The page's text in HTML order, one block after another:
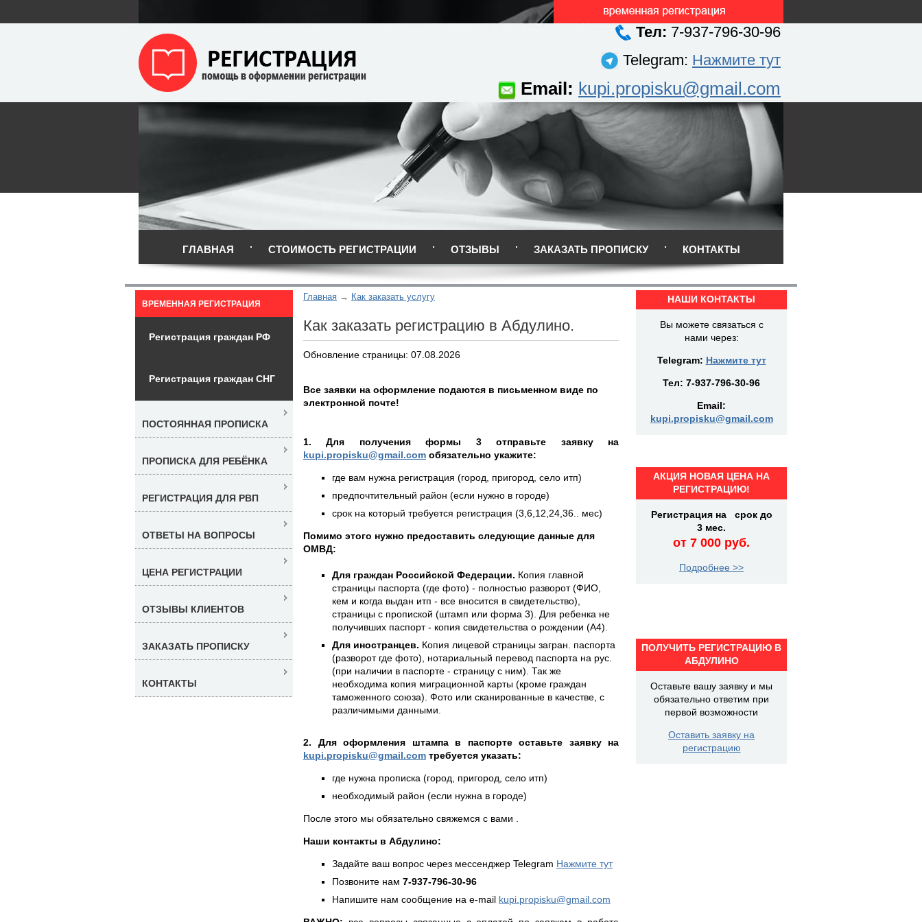
Тел: 7-937-796-30-96
Telegram: Нажмите тут
Email: kupi.propisku@gmail.com
ГЛАВНАЯ СТОИМОСТЬ РЕГИСТРАЦИИ ОТЗЫВЫ ЗАКАЗАТЬ ПРОПИСКУ КОНТАКТЫ
Главная Как заказать услугу
Как заказать регистрацию в Абдулино.
Обновление страницы: 07.08.2026
Все заявки на оформление подаются в письменном виде по
электронной почте!
1. Для получения формы 3 отправьте заявку на
kupi.propisku@gmail.com обязательно укажите:
где вам нужна регистрация (город, пригород, село итп)
предпочтительный район (если нужно в городе)
срок на который требуется регистрация (3,6,12,24,36.. мес)
Помимо этого нужно предоставить следующие данные для
ОМВД:
Для граждан Российской Федерации. Копия главной
страницы паспорта (где фото) - полностью разворот (ФИО,
кем и когда выдан итп - все вносится в свидетельство),
страницы с пропиской (штамп или форма 3). Для ребенка не
получивших паспорт - копия свидетельства о рождении (А4).
Для иностранцев. Копия лицевой страницы загран. паспорта
(разворот где фото), нотариальный перевод паспорта на рус.
(при наличии в паспорте - страницу с ним). Так же
необходима копия миграционной карты (кроме граждан
таможенного союза). Фото или сканированные в качестве, с
различимыми данными.
2. Для оформления штампа в паспорте оставьте заявку на
kupi.propisku@gmail.com требуется указать:
где нужна прописка (город, пригород, село итп)
необходимый район (если нужна в городе)
После этого мы обязательно свяжемся с вами .
Наши контакты в Абдулино:
Задайте ваш вопрос через мессенджер Telegram Нажмите тут
Позвоните нам 7-937-796-30-96
Напишите нам сообщение на e-mail kupi.propisku@gmail.com
ВРЕМЕННАЯ РЕГИСТРАЦИЯ
Регистрация граждан РФ
Регистрация граждан СНГ
ПОСТОЯННАЯ ПРОПИСКА
ПРОПИСКА ДЛЯ РЕБЁНКА
РЕГИСТРАЦИЯ ДЛЯ РВП
ОТВЕТЫ НА ВОПРОСЫ
ЦЕНА РЕГИСТРАЦИИ
ОТЗЫВЫ КЛИЕНТОВ
ЗАКАЗАТЬ ПРОПИСКУ
КОНТАКТЫ
НАШИ КОНТАКТЫ
Вы можете связаться с
нами через:
Telegram: Нажмите тут
Тел: 7-937-796-30-96
Email:
kupi.propisku@gmail.com
АКЦИЯ НОВАЯ ЦЕНА НА
РЕГИСТРАЦИЮ!
Регистрация на срок до
3 мес.
от 7 000 руб.
Подробнее >>
ПОЛУЧИТЬ РЕГИСТРАЦИЮ В
АБДУЛИНО
Оставьте вашу заявку и мы
обязательно ответим при
первой возможности
Оставить заявку на
регистрацию